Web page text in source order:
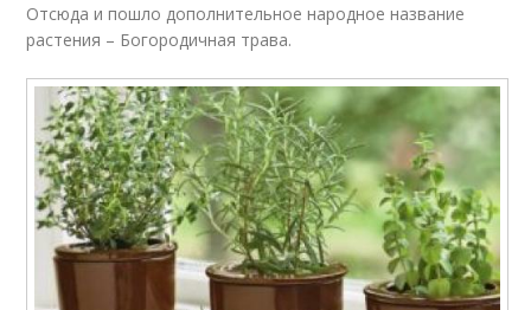
Отсюда и пошло дополнительное народное название
растения – Богородичная трава.